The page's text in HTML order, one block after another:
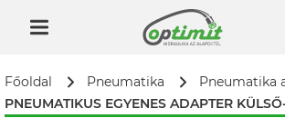
Főoldal Pneumatika
Pneumatika
PNEUMATIKUS EGYENES ADAPTER